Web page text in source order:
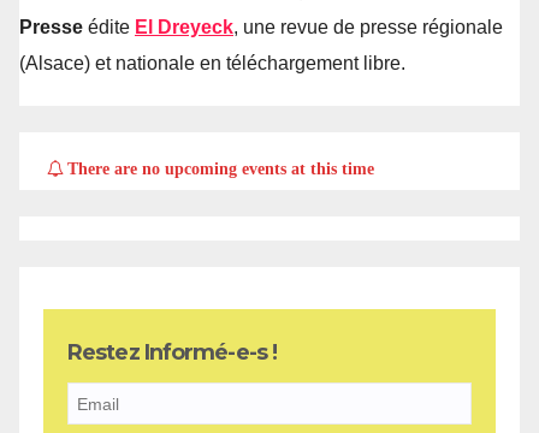
Presse édite El Dreyeck, une revue de presse régionale
(Alsace) et nationale en téléchargement libre.
There are no upcoming events at this time
Restez Informé-e-s !